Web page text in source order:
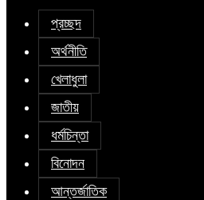
প্রচ্ছদ
অর্থনীতি
খেলাধুলা
জাতীয়
ধর্মচিন্তা
বিনোদন
আন্তর্জাতিক